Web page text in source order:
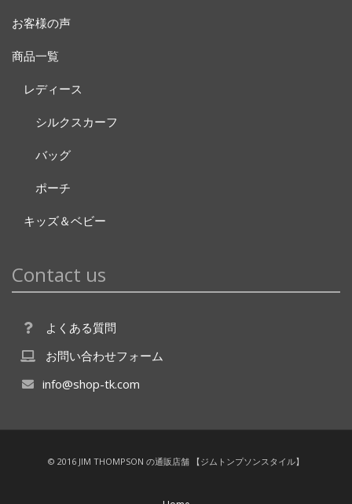
お客様の声
商品一覧
レディース
シルクスカーフ
バッグ
ポーチ
キッズ＆ベビー
Contact us
よくある質問
お問い合わせフォーム
info@shop-tk.com
© 2016 JIM THOMPSON の通販店舗 【ジムトンプソンスタイル】